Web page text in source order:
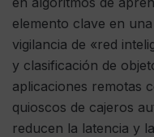
elemento clave en
vigilancia de «red
y clasificación de
aplicaciones remotas
quioscos de cajeros
reducen la latencia y